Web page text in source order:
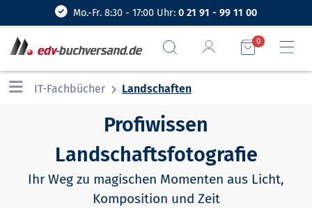
Mo.-Fr. 8:30 - 17:00 Uhr: 0 21 91 - 99 11 00
0
IT-Fachbücher Landschaften
Profiwissen
Landschaftsfotografie
Ihr Weg zu magischen Momenten aus Licht,
Komposition und Zeit